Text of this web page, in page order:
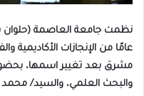
عامًا من الإنجازات
مشرق بعد تغيير اسمها، بحضور
والبحث العلمي، والسيد/ محمد